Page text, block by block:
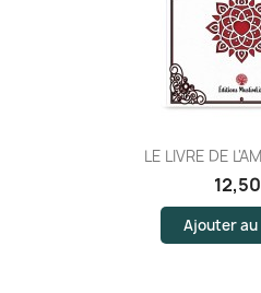
LE LIVRE DE
Ajouter